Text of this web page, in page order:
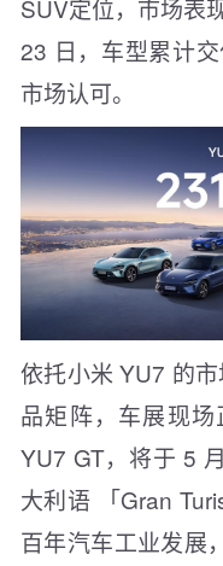
SUV定位，市场表
23 日，车型累计
市场认可。
依托小米 YU7 的
品矩阵，车展现
YU7 GT，将于 5
大利语 「Gran
百年汽车工业发展